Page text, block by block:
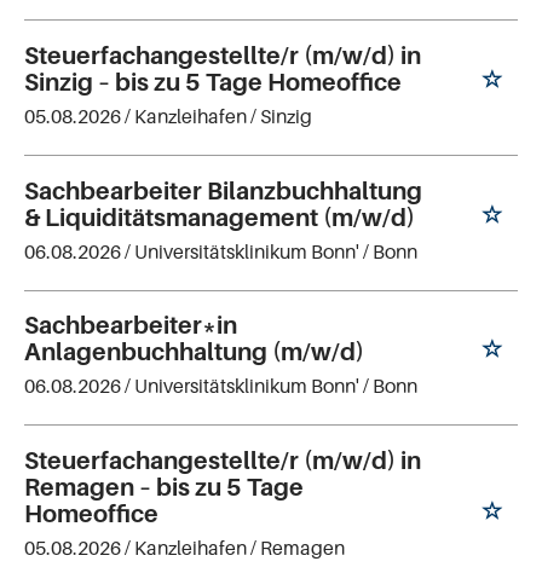
Steuerfachangestellte/r (m/w/d) in
Sinzig – bis zu 5 Tage Homeoffice
05.08.2026 / Kanzleihafen/ Sinzig
Sachbearbeiter Bilanzbuchhaltung
& Liquiditätsmanagement (m/w/d)
06.08.2026 / Universitätsklinikum Bonn' / Bonn
Sachbearbeiter*in
Anlagenbuchhaltung (m/w/d)
06.08.2026 / Universitätsklinikum Bonn' / Bonn
Steuerfachangestellte/r (m/w/d) in
Remagen – bis zu 5 Tage
Homeoffice
05.08.2026 / Kanzleihafen/ Remagen